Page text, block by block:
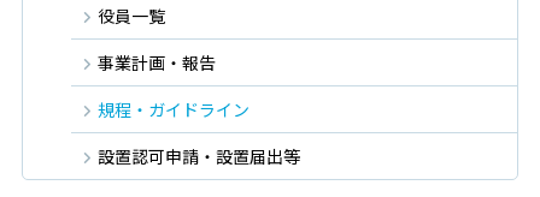
役員一覧
事業計画・報告
規程・ガイドライン
設置認可申請・設置届出等